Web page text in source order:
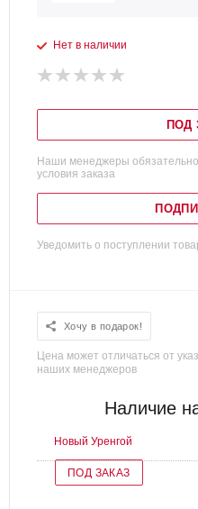
Нет в наличии
ПОД
Наши менеджеры обязательно
условия заказа
Уведомить о поступлении
Хочу в подарок!
Цена может отличаться от
наших менеджеров
Наличие
Новый Уренгой
ПОД ЗАКАЗ